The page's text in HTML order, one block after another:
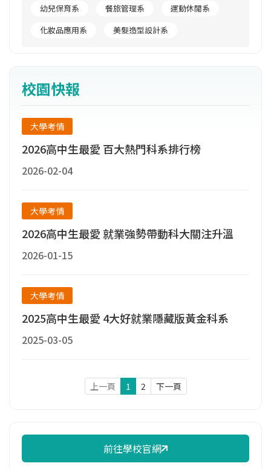
幼兒保育系
餐旅管理系
運動休閒系
化妝品應用系
美髮造型設計系
校園快報
大學考情
2026高中生最愛 百大熱門科系排行榜
2026-02-04
大學考情
2026高中生最愛 就業強勢帶動科大關注升溫
2026-01-15
大學考情
2025高中生最愛 4大好就業隱藏版黃金科系
2025-03-05
上一頁 1 2 下一頁
前往學校官網